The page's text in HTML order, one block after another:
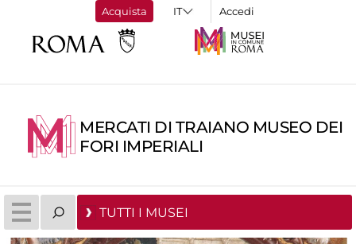
Acquista Accedi
MERCATI DI TRAIANO MUSEO DEI
FORI IMPERIALI
TUTTI I MUSEI